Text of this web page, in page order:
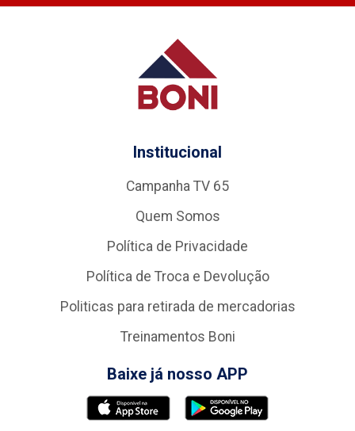
Institucional
Campanha TV 65
Quem Somos
Política de Privacidade
Política de Troca e Devolução
Politicas para retirada de mercadorias
Treinamentos Boni
Baixe já nosso APP